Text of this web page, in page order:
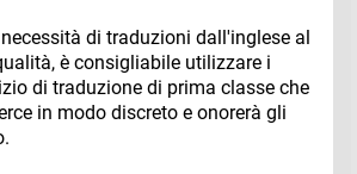
di traduzioni dall'inglese al
è consigliabile utilizzare i
di traduzione di prima classe che
in modo discreto e onorerà gli